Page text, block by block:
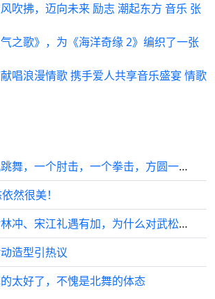
吹拂，迈向未来 励志 潮起东方 音乐 张
之歌》，为《海洋奇缘 2》编织了一张
唱浪漫情歌 携手爱人共享音乐盛宴 情歌
陈都灵和宋祖儿跳舞，一个肘击，一个拳击，方圆一米不能站人
然很美！
水浒传：柴进对林冲、宋江礼遇有加，为什么对武松却不怎么待见？
造型引热议
太好了，不愧是北舞的体态